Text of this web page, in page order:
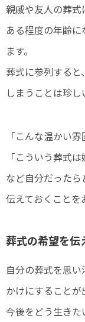
親戚や友人の葬式
ある程度の年齢
ます。
葬式に参列すると
しまうことは珍し
「こんな温かい
「こういう葬式は
など自分だった
伝えておくことを
葬式の希望を伝
自分の葬式を思
かけにすることが
今後をどう生き